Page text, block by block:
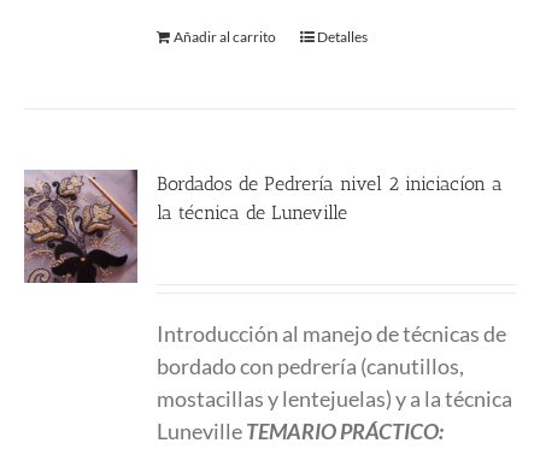
Añadir al carrito Detalles
Bordados de Pedrería nivel 2 iniciacíon a
la técnica de Luneville
Introducción al manejo de técnicas de
bordado con pedrería (canutillos,
mostacillas y lentejuelas) y a la técnica
LunevilleTEMARIO PRÁCTICO: